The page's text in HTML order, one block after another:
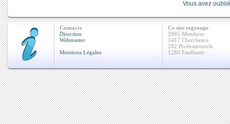
Vous avez
Contacts
Direction
Webmaster
Mentions Légales
Ce site regroupe
2985 Membres
1417 Chercheurs
282 Professionnels
1286 Etudiants